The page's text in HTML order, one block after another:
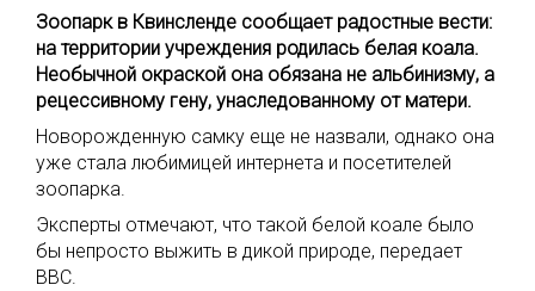
Зоопарк в Квинсленде сообщает радостные вести:
на территории учреждения родилась белая коала.
Необычной окраской она обязана не альбинизму, а
рецессивному гену, унаследованному от матери.
Новорожденную самку еще не назвали, однако она
уже стала любимицей интернета и посетителей
зоопарка.
Эксперты отмечают, что такой белой коале было
бы непросто выжить в дикой природе, передает
BBC.